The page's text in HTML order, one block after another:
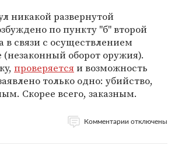
никакой развернутой
по пункту "б" второй
в связи с осуществлением
оборот оружия).
проверяетсяи возможность
только одно: убийство,
Скорее всего, заказным.
Комментарии отключены